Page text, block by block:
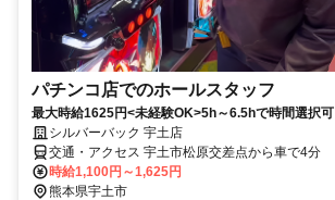
パチンコ店でのホールスタッフ
最大時給1625円<未経験OK>5h～6.5hで時間選択可
シルバーバック 宇土店
交通・アクセス 宇土市松原交差点から車で4分
時給1,100円～1,625円
熊本県宇土市